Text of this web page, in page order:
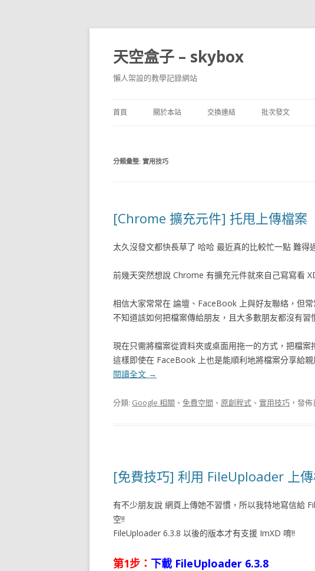
天空盒子 – skybox
懶人架設的教學記錄網站
首頁 關於本站 交換連結 批次發文
分類彙整: 實用技巧
[Chrome 擴充元件] 托甩上傳檔案
太久沒發文都快長草了 哈哈 最近真的比較忙一點 難
前幾天突然想說 Chrome 有擴充元件就來自己寫寫看
相信大家常常在 論壇、FaceBook 上與好友聯絡，但
不知道該如何把檔案傳給朋友，且大多數朋友都沒有習
現在只需將檔案從資料夾或桌面用拖一的方式，把檔
這樣即使在 FaceBook 上也是能順利地將檔案分享給
閱讀全文 →
分類: Google 相關 、 免費空間 、 原創程式 、 實用技巧 ，發
[免費技巧] 利用 FileUploader 上
有不少朋友說 網頁上傳她不習慣，所以我特地寫信給
空!!
FileUploader 6.3.8 以後的版本才有支援 ImXD 唷!!
第1步： 下載 FileUploader 6.3.8